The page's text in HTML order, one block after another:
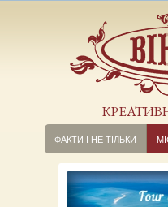
ФАКТИ І НЕ ТІЛЬКИ